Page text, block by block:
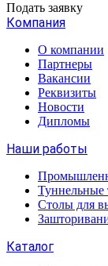
Подать заявку
Компания
О компании
Партнеры
Вакансии
Реквизиты
Новости
Дипломы
Наши работы
Туннельные
Столы для
Каталог